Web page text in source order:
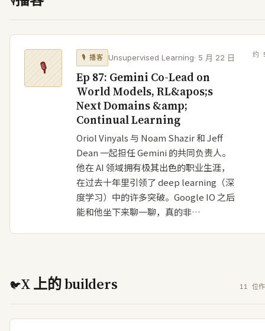
🎙
🎙 播客 Unsupervised Learning· 5 月 22 日
Ep 87: Gemini Co-Lead on
World Models, RL&apos;s
Next Domains &amp;
Continual Learning
Oriol Vinyals 与 Noam Shazir 和 Jeff
Dean 一起担任 Gemini 的共同负责人。
他在 AI 领域拥有极其出色的职业生涯，
在过去十年里引领了 deep learning（深
度学习）中的许多突破。Google IO 之后
能和他坐下来聊一聊，真的非…
约
🐦X 上的 builders 11 位